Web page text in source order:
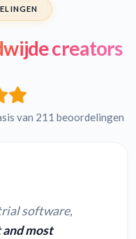
creators
van 211 beoordelingen
software,
and most